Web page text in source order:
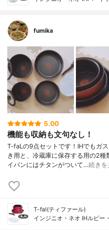
fumika
5.00
機能も収納も文句なし！
T-faLの9点セットです！IHでもガ
き用と、冷蔵庫に保存する用の2
イパンにはチタンがついて…続きを
T-fal(ティファール)
インジニオ・ネオ IHルビー